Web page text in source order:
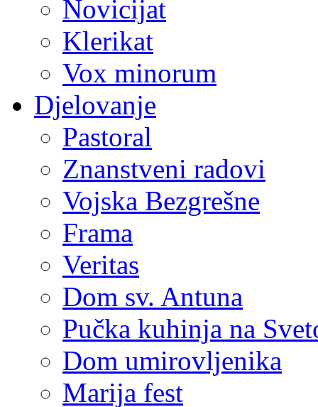
Novicijat
Klerikat
Vox minorum
Djelovanje
Pastoral
Znanstveni radovi
Vojska Bezgrešne
Frama
Veritas
Dom sv. Antuna
Pučka kuhinja na
Dom umirovljenika
Marija fest